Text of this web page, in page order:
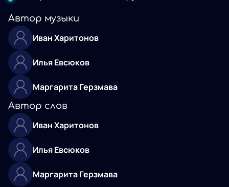
Автор музыки
Иван Харитонов
Илья Евсюков
Маргарита Герзмава
Автор слов
Иван Харитонов
Илья Евсюков
Маргарита Герзмава